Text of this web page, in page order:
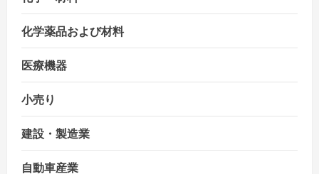
化学薬品および材料
医療機器
小売り
建設・製造業
自動車産業